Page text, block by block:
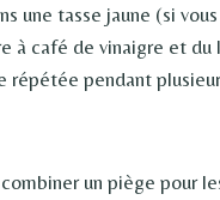
une tasse jaune (si
à café de vinaigre et
pendant
un piège pour